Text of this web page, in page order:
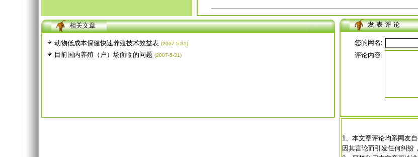
相关文章
动物低成本保健快速养殖技术效益表 (2007-5-31)
目前国内养殖（户）场面临的问题 (2007-5-31)
发 表 评 论
您的网名:
评论内容:
1、本文章评论均系网友
因其言论而引发任何纠纷